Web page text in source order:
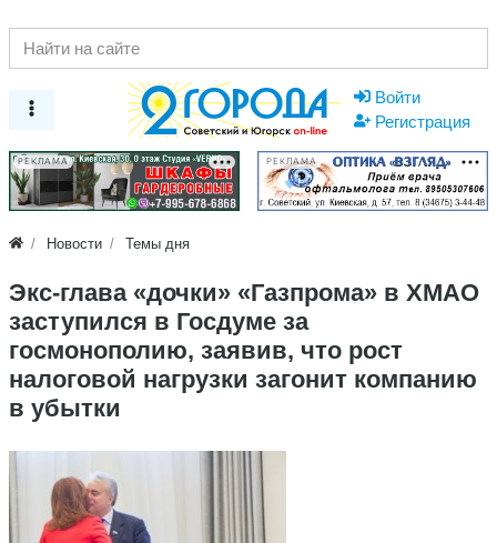
Войти
Регистрация
РЕКЛАМА РЕКЛАМА
Новости Темы дня
Экс-глава «дочки» «Газпрома» в ХМАО
заступился в Госдуме за
госмонополию, заявив, что рост
налоговой нагрузки загонит компанию
в убытки